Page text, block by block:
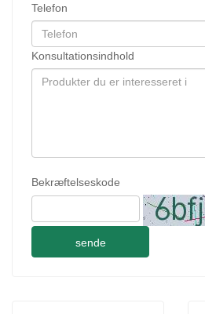
Telefon
Konsultationsindhold
Bekræftelseskode
sende